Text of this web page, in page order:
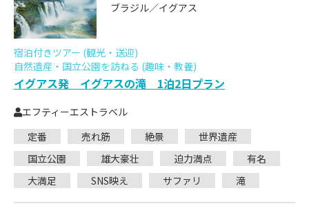
ブラジル／イグアス
宿泊付きツアー (観光・送迎)
自然遺産・国立公園を訪ねる (趣味・教養)
イグアス発 イグアスの滝 1泊2日プラン
エフティーエストラベル
定番
売れ筋 絶景
世界遺産
国立公園
雄大豪壮 迫力満点
有名
大満足
SNS映え サファリ 滝